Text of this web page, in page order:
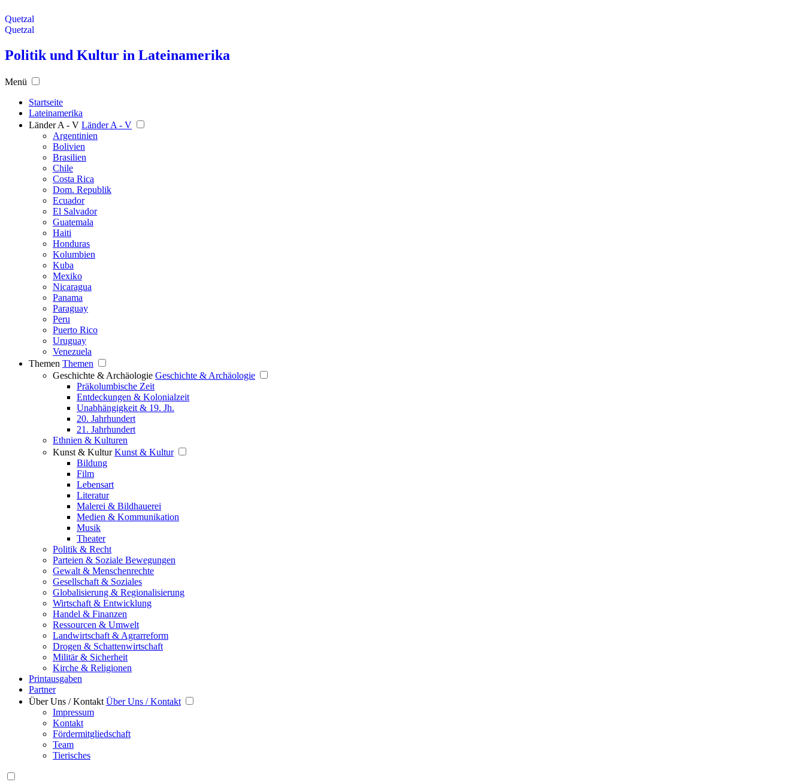
Quetzal
Quetzal
Politik und Kultur in Lateinamerika
Menü
Startseite
Lateinamerika
Länder A - V Länder A - V
Argentinien
Bolivien
Brasilien
Chile
Costa Rica
Dom. Republik
Ecuador
El Salvador
Guatemala
Haiti
Honduras
Kolumbien
Kuba
Mexiko
Nicaragua
Panama
Paraguay
Peru
Puerto Rico
Uruguay
Venezuela
Themen Themen
Geschichte & Archäologie Geschichte & Archäologie
Präkolumbische Zeit
Entdeckungen & Kolonialzeit
Unabhängigkeit & 19. Jh.
20. Jahrhundert
21. Jahrhundert
Ethnien & Kulturen
Kunst & Kultur Kunst & Kultur
Bildung
Film
Lebensart
Literatur
Malerei & Bildhauerei
Medien & Kommunikation
Musik
Theater
Politik & Recht
Parteien & Soziale Bewegungen
Gewalt & Menschenrechte
Gesellschaft & Soziales
Globalisierung & Regionalisierung
Wirtschaft & Entwicklung
Handel & Finanzen
Ressourcen & Umwelt
Landwirtschaft & Agrarreform
Drogen & Schattenwirtschaft
Militär & Sicherheit
Kirche & Religionen
Printausgaben
Partner
Über Uns / Kontakt Über Uns / Kontakt
Impressum
Kontakt
Fördermitgliedschaft
Team
Tierisches